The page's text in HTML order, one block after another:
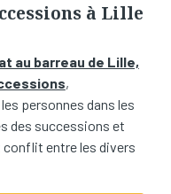
à Lille
au barreau de Lille,
,
personnes dans les
des successions et
entre les divers